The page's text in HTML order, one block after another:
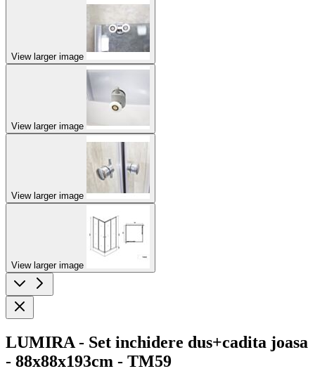
View larger image
View larger image
View larger image
View larger image
LUMIRA - Set inchidere dus+cadita joasa
- 88x88x193cm - TM59